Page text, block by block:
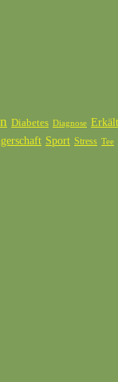
Diabetes Diagnose
Sport Stress Tee